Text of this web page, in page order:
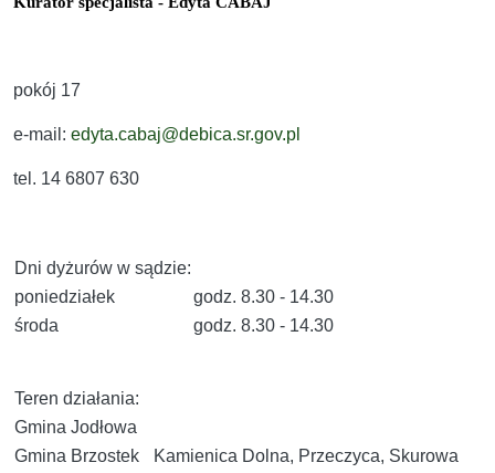
pokój 17
e-mail: edyta.cabaj@debica.sr.gov.pl
tel. 14 6807 630
Dni dyżurów w sądzie:
poniedziałek
godz. 8.30 - 14.30
środa
godz. 8.30 - 14.30
Teren działania:
Gmina Jodłowa
Gmina Brzostek
Kamienica Dolna, Przeczyca, Skurowa